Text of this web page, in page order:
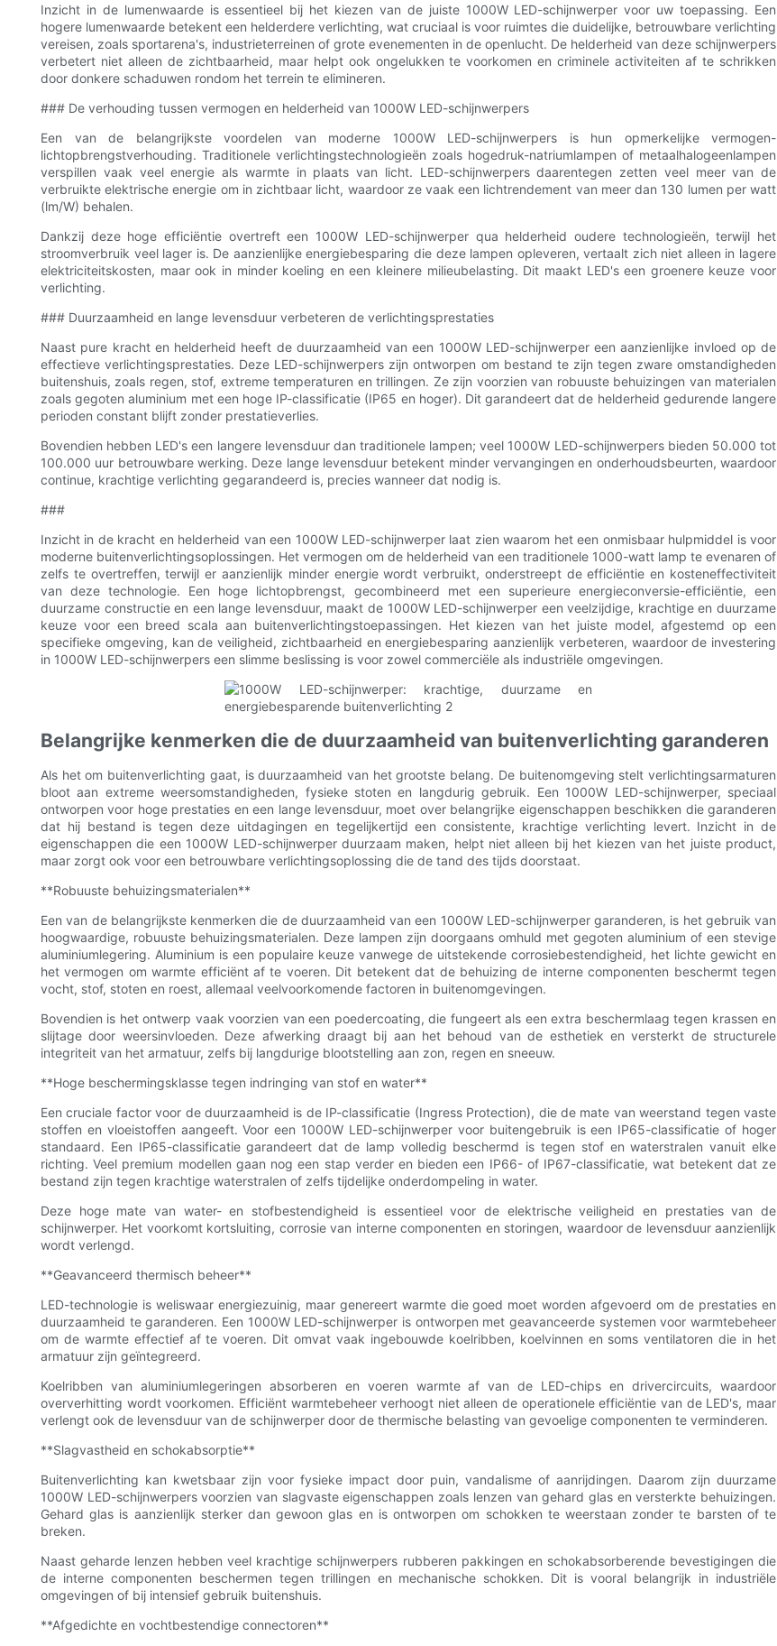
Inzicht in de lumenwaarde is essentieel bij het kiezen van de juiste 1000W LED-schijnwerper voor uw toepassing. Een
hogere lumenwaarde betekent een helderdere verlichting, wat cruciaal is voor ruimtes die duidelijke, betrouwbare verlichting
vereisen, zoals sportarena's, industrieterreinen of grote evenementen in de openlucht. De helderheid van deze schijnwerpers
verbetert niet alleen de zichtbaarheid, maar helpt ook ongelukken te voorkomen en criminele activiteiten af ​​te schrikken
door donkere schaduwen rondom het terrein te elimineren.
### De verhouding tussen vermogen en helderheid van 1000W LED-schijnwerpers
Een van de belangrijkste voordelen van moderne 1000W LED-schijnwerpers is hun opmerkelijke vermogen-
lichtopbrengstverhouding. Traditionele verlichtingstechnologieën zoals hogedruk-natriumlampen of metaalhalogeenlampen
verspillen vaak veel energie als warmte in plaats van licht. LED-schijnwerpers daarentegen zetten veel meer van de
verbruikte elektrische energie om in zichtbaar licht, waardoor ze vaak een lichtrendement van meer dan 130 lumen per watt
(lm/W) behalen.
Dankzij deze hoge efficiëntie overtreft een 1000W LED-schijnwerper qua helderheid oudere technologieën, terwijl het
stroomverbruik veel lager is. De aanzienlijke energiebesparing die deze lampen opleveren, vertaalt zich niet alleen in lagere
elektriciteitskosten, maar ook in minder koeling en een kleinere milieubelasting. Dit maakt LED's een groenere keuze voor
verlichting.
### Duurzaamheid en lange levensduur verbeteren de verlichtingsprestaties
Naast pure kracht en helderheid heeft de duurzaamheid van een 1000W LED-schijnwerper een aanzienlijke invloed op de
effectieve verlichtingsprestaties. Deze LED-schijnwerpers zijn ontworpen om bestand te zijn tegen zware omstandigheden
buitenshuis, zoals regen, stof, extreme temperaturen en trillingen. Ze zijn voorzien van robuuste behuizingen van materialen
zoals gegoten aluminium met een hoge IP-classificatie (IP65 en hoger). Dit garandeert dat de helderheid gedurende langere
perioden constant blijft zonder prestatieverlies.
Bovendien hebben LED's een langere levensduur dan traditionele lampen; veel 1000W LED-schijnwerpers bieden 50.000 tot
100.000 uur betrouwbare werking. Deze lange levensduur betekent minder vervangingen en onderhoudsbeurten, waardoor
continue, krachtige verlichting gegarandeerd is, precies wanneer dat nodig is.
###
Inzicht in de kracht en helderheid van een 1000W LED-schijnwerper laat zien waarom het een onmisbaar hulpmiddel is voor
moderne buitenverlichtingsoplossingen. Het vermogen om de helderheid van een traditionele 1000-watt lamp te evenaren of
zelfs te overtreffen, terwijl er aanzienlijk minder energie wordt verbruikt, onderstreept de efficiëntie en kosteneffectiviteit
van deze technologie. Een hoge lichtopbrengst, gecombineerd met een superieure energieconversie-efficiëntie, een
duurzame constructie en een lange levensduur, maakt de 1000W LED-schijnwerper een veelzijdige, krachtige en duurzame
keuze voor een breed scala aan buitenverlichtingstoepassingen. Het kiezen van het juiste model, afgestemd op een
specifieke omgeving, kan de veiligheid, zichtbaarheid en energiebesparing aanzienlijk verbeteren, waardoor de investering
in 1000W LED-schijnwerpers een slimme beslissing is voor zowel commerciële als industriële omgevingen.
Belangrijke kenmerken die de duurzaamheid van buitenverlichting garanderen
Als het om buitenverlichting gaat, is duurzaamheid van het grootste belang. De buitenomgeving stelt verlichtingsarmaturen
bloot aan extreme weersomstandigheden, fysieke stoten en langdurig gebruik. Een 1000W LED-schijnwerper, speciaal
ontworpen voor hoge prestaties en een lange levensduur, moet over belangrijke eigenschappen beschikken die garanderen
dat hij bestand is tegen deze uitdagingen en tegelijkertijd een consistente, krachtige verlichting levert. Inzicht in de
eigenschappen die een 1000W LED-schijnwerper duurzaam maken, helpt niet alleen bij het kiezen van het juiste product,
maar zorgt ook voor een betrouwbare verlichtingsoplossing die de tand des tijds doorstaat.
**Robuuste behuizingsmaterialen**
Een van de belangrijkste kenmerken die de duurzaamheid van een 1000W LED-schijnwerper garanderen, is het gebruik van
hoogwaardige, robuuste behuizingsmaterialen. Deze lampen zijn doorgaans omhuld met gegoten aluminium of een stevige
aluminiumlegering. Aluminium is een populaire keuze vanwege de uitstekende corrosiebestendigheid, het lichte gewicht en
het vermogen om warmte efficiënt af te voeren. Dit betekent dat de behuizing de interne componenten beschermt tegen
vocht, stof, stoten en roest, allemaal veelvoorkomende factoren in buitenomgevingen.
Bovendien is het ontwerp vaak voorzien van een poedercoating, die fungeert als een extra beschermlaag tegen krassen en
slijtage door weersinvloeden. Deze afwerking draagt ​​bij aan het behoud van de esthetiek en versterkt de structurele
integriteit van het armatuur, zelfs bij langdurige blootstelling aan zon, regen en sneeuw.
**Hoge beschermingsklasse tegen indringing van stof en water**
Een cruciale factor voor de duurzaamheid is de IP-classificatie (Ingress Protection), die de mate van weerstand tegen vaste
stoffen en vloeistoffen aangeeft. Voor een 1000W LED-schijnwerper voor buitengebruik is een IP65-classificatie of hoger
standaard. Een IP65-classificatie garandeert dat de lamp volledig beschermd is tegen stof en waterstralen vanuit elke
richting. Veel premium modellen gaan nog een stap verder en bieden een IP66- of IP67-classificatie, wat betekent dat ze
bestand zijn tegen krachtige waterstralen of zelfs tijdelijke onderdompeling in water.
Deze hoge mate van water- en stofbestendigheid is essentieel voor de elektrische veiligheid en prestaties van de
schijnwerper. Het voorkomt kortsluiting, corrosie van interne componenten en storingen, waardoor de levensduur aanzienlijk
wordt verlengd.
**Geavanceerd thermisch beheer**
LED-technologie is weliswaar energiezuinig, maar genereert warmte die goed moet worden afgevoerd om de prestaties en
duurzaamheid te garanderen. Een 1000W LED-schijnwerper is ontworpen met geavanceerde systemen voor warmtebeheer
om de warmte effectief af te voeren. Dit omvat vaak ingebouwde koelribben, koelvinnen en soms ventilatoren die in het
armatuur zijn geïntegreerd.
Koelribben van aluminiumlegeringen absorberen en voeren warmte af van de LED-chips en drivercircuits, waardoor
oververhitting wordt voorkomen. Efficiënt warmtebeheer verhoogt niet alleen de operationele efficiëntie van de LED's, maar
verlengt ook de levensduur van de schijnwerper door de thermische belasting van gevoelige componenten te verminderen.
**Slagvastheid en schokabsorptie**
Buitenverlichting kan kwetsbaar zijn voor fysieke impact door puin, vandalisme of aanrijdingen. Daarom zijn duurzame
1000W LED-schijnwerpers voorzien van slagvaste eigenschappen zoals lenzen van gehard glas en versterkte behuizingen.
Gehard glas is aanzienlijk sterker dan gewoon glas en is ontworpen om schokken te weerstaan ​​zonder te barsten of te
breken.
Naast geharde lenzen hebben veel krachtige schijnwerpers rubberen pakkingen en schokabsorberende bevestigingen die
de interne componenten beschermen tegen trillingen en mechanische schokken. Dit is vooral belangrijk in industriële
omgevingen of bij intensief gebruik buitenshuis.
**Afgedichte en vochtbestendige connectoren**